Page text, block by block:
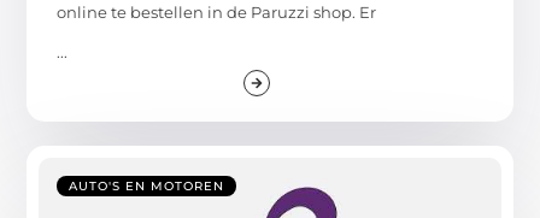
online te bestellen in de Paruzzi shop. Er
...
AUTO'S EN MOTOREN